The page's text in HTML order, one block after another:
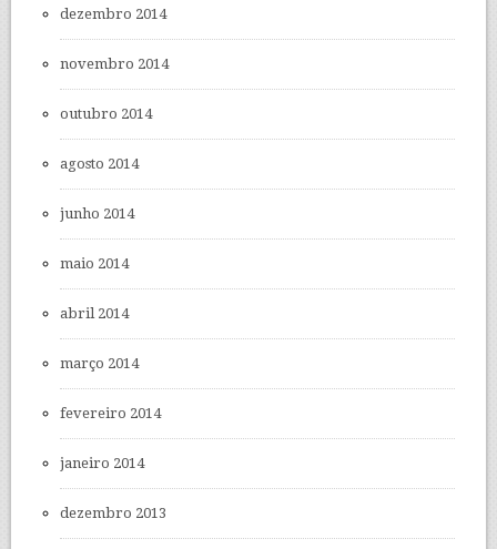
dezembro 2014
novembro 2014
outubro 2014
agosto 2014
junho 2014
maio 2014
abril 2014
março 2014
fevereiro 2014
janeiro 2014
dezembro 2013